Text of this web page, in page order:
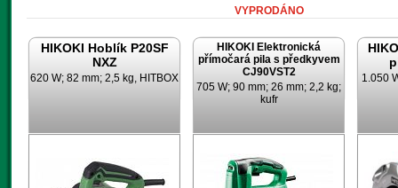
VYPRODÁNO
HIKOKI Hoblík P20SF
NXZ
620 W; 82 mm; 2,5 kg, HITBOX
HIKOKI Elektronická
přímočará pila s předkyvem
CJ90VST2
705 W; 90 mm; 26 mm; 2,2 kg;
kufr
1.050